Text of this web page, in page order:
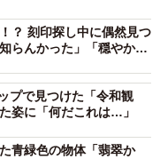
？ 刻印探し中に偶然見つ
らんかった」「穏やかな
プで見つけた「令和観
姿に「何だこれは…」
青緑色の物体「翡翠か